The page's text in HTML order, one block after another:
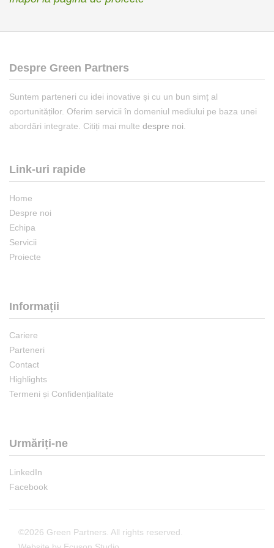
Despre Green Partners
Suntem parteneri cu idei inovative și cu un bun simț al
oportunităților. Oferim servicii în domeniul mediului pe baza unei
abordări integrate. Citiți mai multe despre noi
Link-uri rapide
Home
Despre noi
Echipa
Servicii
Proiecte
Informații
Cariere
Parteneri
Contact
Highlights
Termeni și Confidențialitate
Urmăriți-ne
LinkedIn
Facebook
©2026 Green Partners. All rights reserved.